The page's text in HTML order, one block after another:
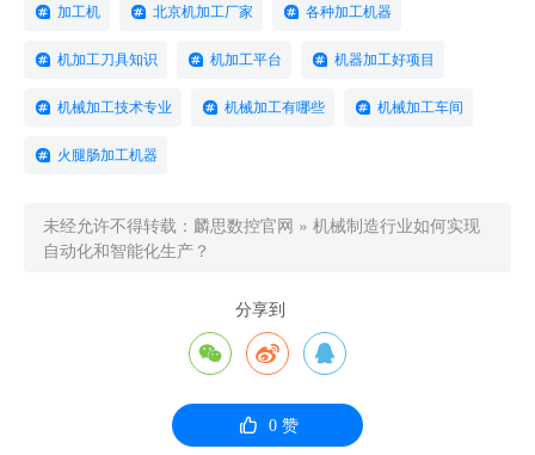
加工机 北京机加工厂家 各种加工机器
机加工刀具知识 机加工平台 机器加工好项目
机械加工技术专业 机械加工有哪些 机械加工车间
火腿肠加工机器
未经允许不得转载： 麟思数控官网 » 机械制造行业如何实现
自动化和智能化生产？
分享到
  
 0赞